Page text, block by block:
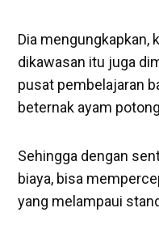
Dia mengungkapkan,
dikawasan itu juga
pusat pembelajaran
beternak ayam
Sehingga dengan
biaya, bisa
yang melampaui